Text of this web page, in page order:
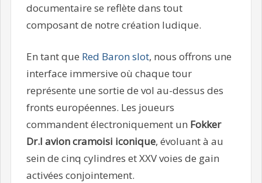
documentaire se reflète dans tout
composant de notre création ludique.
En tant que Red Baron slot, nous offrons une
interface immersive où chaque tour
représente une sortie de vol au-dessus des
fronts européennes. Les joueurs
commandent électroniquement un Fokker
Dr.I avion cramoisi iconique, évoluant à au
sein de cinq cylindres et XXV voies de gain
activées conjointement.